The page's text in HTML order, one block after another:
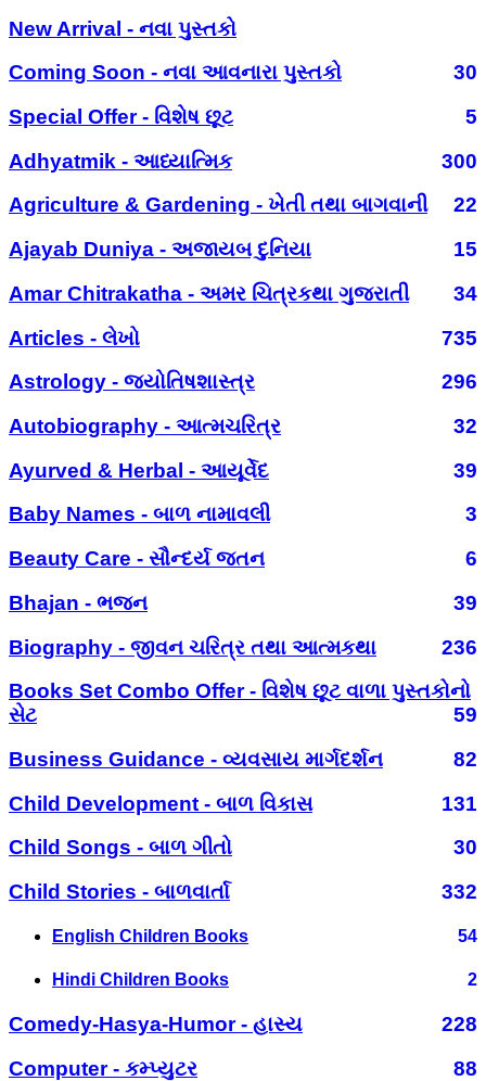
New Arrival - નવા પુસ્તકો
Coming Soon - નવા આવનારા પુસ્તકો
30
Special Offer - વિશેષ છૂટ
5
Adhyatmik - આધ્યાત્મિક
300
Agriculture & Gardening - ખેતી તથા બાગવાની
22
Ajayab Duniya - અજાયબ દુનિયા
15
Amar Chitrakatha - અમર ચિત્રકથા ગુજરાતી
34
Articles - લેખો
735
Astrology - જ્યોતિષશાસ્ત્ર
296
Autobiography - આત્મચરિત્ર
32
Ayurved & Herbal - આયૂર્વેદ
39
Baby Names - બાળ નામાવલી
3
Beauty Care - સૌન્દર્ય જતન
6
Bhajan - ભજન
39
Biography - જીવન ચરિત્ર તથા આત્મકથા
236
Books Set Combo Offer - વિશેષ છૂટ વાળા પુસ્તકોનો
સેટ
59
Business Guidance - વ્યવસાય માર્ગદર્શન
82
Child Development - બાળ વિકાસ
131
Child Songs - બાળ ગીતો
30
Child Stories - બાળવાર્તા
332
English Children Books 54
Hindi Children Books 2
Comedy-Hasya-Humor - હાસ્ય
228
Computer - કમ્પ્યુટર
88